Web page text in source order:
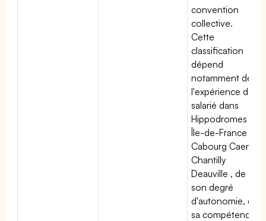
convention
collective.
Cette
classification
dépend
notamment de
l'expérience du
salarié dans
Hippodromes
Île-de-France
Cabourg Caen
Chantilly
Deauville , de
son degré
d'autonomie, de
sa compétence